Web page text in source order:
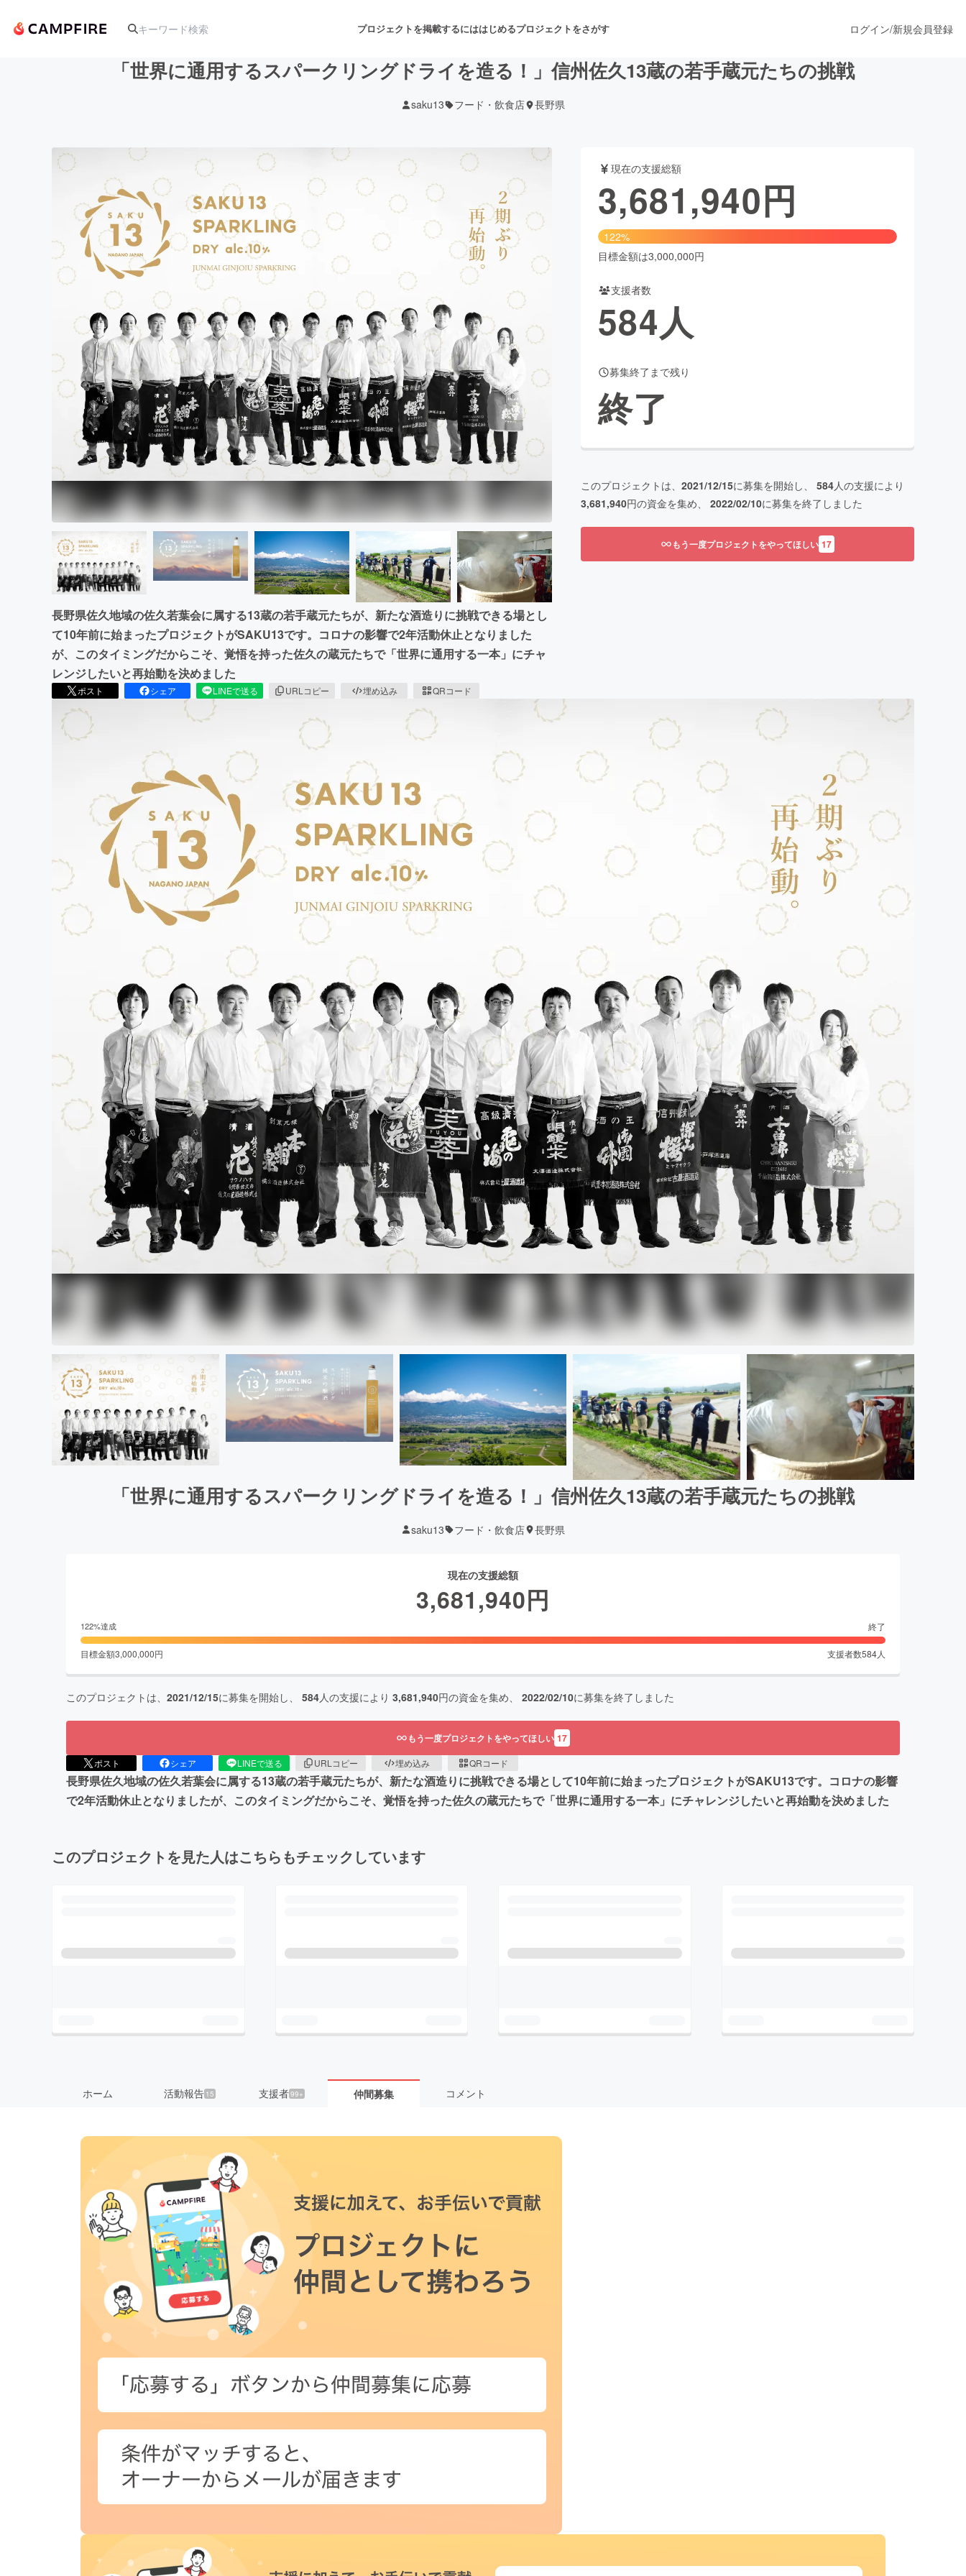
プロジェクトを掲載するにははじめるプロジェクトをさがす
アート・写真 舞台・パフォーマンス
テクノロジー・ガジェット ゲーム・サービス開発 フード・飲食店 ファッション
映像・映画 書籍・雑誌出版 アニメ・漫画
ビジネス・起業 チャレンジ ビューティー・ヘルスケア
まちづくり・地域活性化
CAMPFIRE for Social GoodCAMPFIRE Creation
CAMPFIREふるさと納税machi-ya
ログイン/新規会員登録
「世界に通用するスパークリングドライを造る！」信州佐久13蔵の若手蔵元たちの挑戦
saku13 フード・飲食店 長野県
長野県佐久地域の佐久若葉会に属する13蔵の若手蔵元たちが、新たな酒造りに挑戦できる場とし
て10年前に始まったプロジェクトがSAKU13です。コロナの影響で2年活動休止となりました
が、このタイミングだからこそ、覚悟を持った佐久の蔵元たちで「世界に通用する一本」にチャ
レンジしたいと再始動を決めました
ポスト シェア LINEで送る URLコピー 埋め込み QRコード
現在の支援総額
3,681,940円
122%
目標金額は3,000,000円
支援者数
584人
募集終了まで残り
終了
このプロジェクトは、 2021/12/15に募集を開始し、 584人の支援により
3,681,940円の資金を集め、 2022/02/10に募集を終了しました
もう一度プロジェクトをやってほしい 17
「世界に通用するスパークリングドライを造る！」信州佐久13蔵の若手蔵元たちの挑戦
saku13 フード・飲食店 長野県
現在の支援総額
3,681,940円
122%達成 終了
目標金額3,000,000円 支援者数584人
このプロジェクトは、 2021/12/15に募集を開始し、 584人の支援により 3,681,940円の資金を集め、 2022/02/10に募集を終了しました
もう一度プロジェクトをやってほしい 17
ポスト シェア LINEで送る URLコピー 埋め込み QRコード
長野県佐久地域の佐久若葉会に属する13蔵の若手蔵元たちが、新たな酒造りに挑戦できる場として10年前に始まったプロジェクトがSAKU13です。コロナの影響
で2年活動休止となりましたが、このタイミングだからこそ、覚悟を持った佐久の蔵元たちで「世界に通用する一本」にチャレンジしたいと再始動を決めました
このプロジェクトを見た人はこちらもチェックしています
ホーム 活動報告 15 支援者99+ 仲間募集 コメント